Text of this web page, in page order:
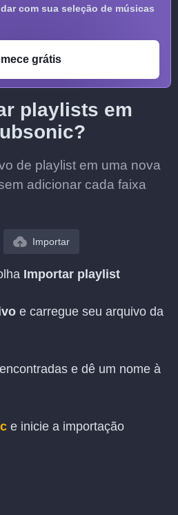
com sua seleção de músicas
grátis
playlists em
de playlist em uma nova
adicionar cada faixa
Importar
Importar playlist
e carregue seu arquivo da
e dê um nome à
e inicie a importação